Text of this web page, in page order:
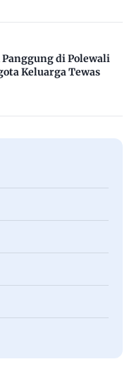
di Polewali
Keluarga Tewas